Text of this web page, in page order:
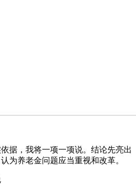
据，我将一项一项说。结论先亮出
为养老金问题应当重视和改革。